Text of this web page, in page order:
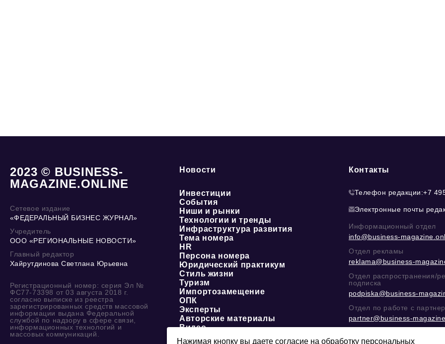
2023 © BUSINESS-
MAGAZINE.ONLINE
Сетевое издание
«ФЕДЕРАЛЬНЫЙ БИЗНЕС ЖУРНАЛ»
Учредитель
ООО «РЕГИОНАЛЬНЫЕ НОВОСТИ»
Главный редактор
Хайрутдинова Светлана Юрьевна
Регистрационный номер: серия Эл №
ФС77-73398 от 03 августа 2018 г.
согласно выписке из реестра
зарегистрированных средств массовой
информации выдана Федеральной
службой по надзору в сфере связи,
информационных технологий и
массовых коммуникаций.
Новости
Инвестиции
События
Ниши и рынки
Технологии и тренды
Инфраструктура развития
Тема номера
HR
Персона номера
Юридический практикум
Стиль жизни
Туризм
Импортозамещение
ОПК
Эксперты
Авторские материалы
Видео
Контакты
Телефон редакции:+7
Электронные почты
Информационный отдел
info@business-
Отдел рекламы
reklama@business-
Отдел распространения/
подписка
podpiska@business-
Отдел по работе с
partner@business-
@mazovилиMAX
Нажимая кнопку вы даете согласие на обработку персональных